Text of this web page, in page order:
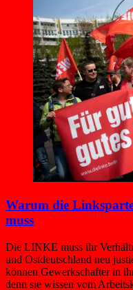
Warum die
muss
Die LINKE muss ihr
und Ostdeutschland neu
können Gewerkschafter in
denn sie wissen vom